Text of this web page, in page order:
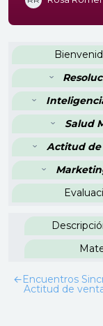
Salud
Actitud de
←Encuentros
Actitud de